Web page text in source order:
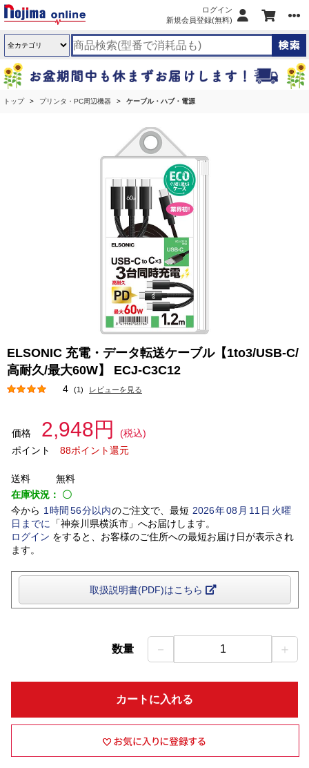
ログイン
新規会員登録(無料)
トップ プリンタ・PC周辺機器 ケーブル・ハブ・電源
ELSONIC 充電・データ転送ケーブル【1to3/USB-C/
高耐久/最大60W】 ECJ-C3C12
4 (1) レビューを見る
価格 2,948円
(税込)
ポイント
88ポイント還元
送料
無料
在庫状況： 〇
今から 1 時間 56分以内のご注文で、最短 2026年08 月 11 日火曜
日 までに 「神奈川県横浜市」 へお届けします。
ログイン をすると、お客様のご住所への最短お届け日が表示され
ます。
取扱説明書(PDF)はこちら
数量 － 1 ＋
カートに入れる